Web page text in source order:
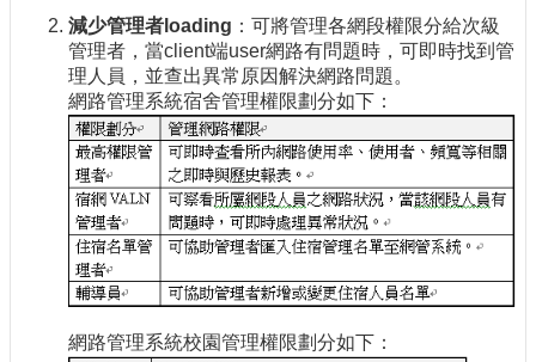
減少管理者loading ：可將管理各網段權限分給次級
管理者，當client端user網路有問題時，可即時找到管
理人員，並查出異常原因解決網路問題。
網路管理系統宿舍管理權限劃分如下：
網路管理系統校園管理權限劃分如下：